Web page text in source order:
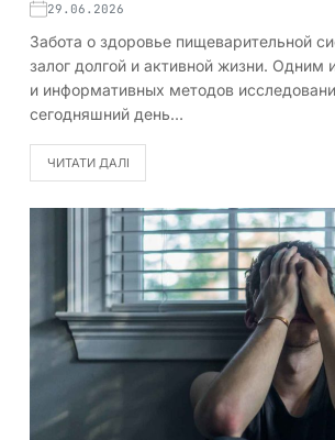
29.06.2026
Забота о здоровье пищеварительной
залог долгой и активной жизни. Одним
и информативных методов
сегодняшний день…
ЧИТАТИ ДАЛІ